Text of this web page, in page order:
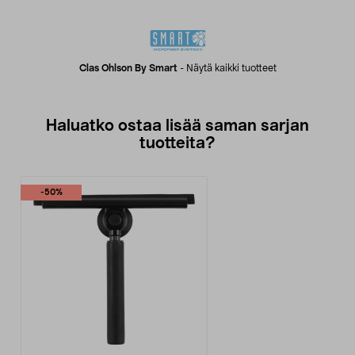
Clas Ohlson By Smart - Näytä kaikki tuotteet
Haluatko ostaa lisää saman sarjan
tuotteita?
-50%